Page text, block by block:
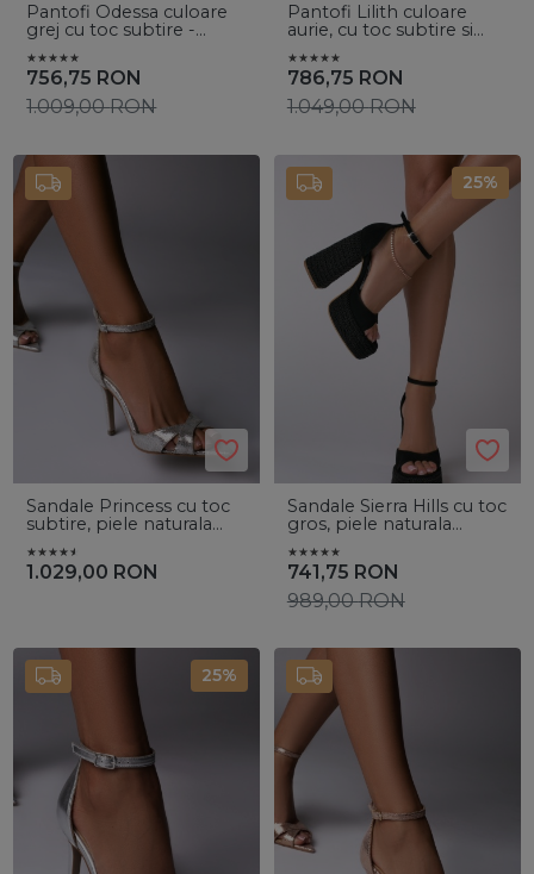
Pantofi Odessa culoare
grej cu toc subtire -
756,75 RON
1.009,00RON
Pantofi Lilith culoare
aurie, cu toc subtire si
786,75 RON
1.049,00RON
Sandale Princess cu toc
subtire, piele naturala
1.029,00 RON
25%
Sandale Sierra Hills cu toc
gros, piele naturala
741,75 RON
989,00RON
25%